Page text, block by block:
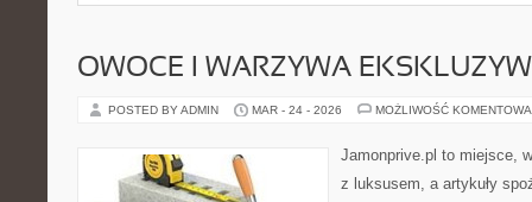
OWOCE I WARZYWA
POSTED BY ADMIN MAR - 24 - 2026 MOŻLIWOŚĆ
Jamonprive.pl to miejsce,
z luksusem, a artykuły